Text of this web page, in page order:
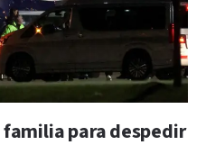
familia para despedir